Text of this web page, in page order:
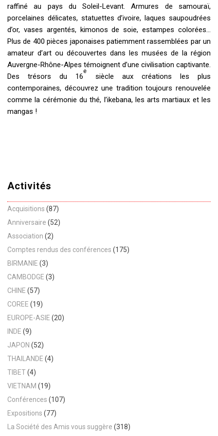
raffiné au pays du Soleil-Levant. Armures de samouraï,
porcelaines délicates, statuettes d’ivoire, laques saupoudrées
d’or, vases argentés, kimonos de soie, estampes colorées…
Plus de 400 pièces japonaises patiemment rassemblées par un
amateur d’art ou découvertes dans les musées de la région
Auvergne-Rhône-Alpes témoignent d’une civilisation captivante.
Des trésors du 16
e
siècle aux créations les plus
contemporaines, découvrez une tradition toujours renouvelée
comme la cérémonie du thé, l’ikebana, les arts martiaux et les
mangas !
Activités
Acquisitions (87)
Anniversaire (52)
Association (2)
Comptes rendus des conférences (175)
BIRMANIE (3)
CAMBODGE (3)
CHINE (57)
COREE (19)
EUROPE-ASIE (20)
INDE (9)
JAPON (52)
THAILANDE (4)
TIBET(4)
VIETNAM (19)
Conférences (107)
Expositions (77)
La Société des Amis vous suggère (318)